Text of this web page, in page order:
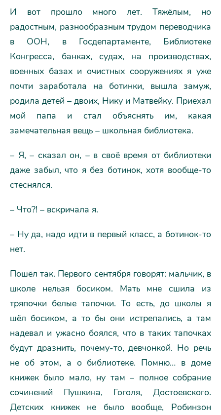
И вот прошло много лет. Тяжёлым, но
радостным, разнообразным трудом переводчика
в ООН, в Госдепартаменте, Библиотеке
Конгресса, банках, судах, на производствах,
военных базах и очистных сооружениях я уже
почти заработала на ботинки, вышла замуж,
родила детей – двоих, Нику и Матвейку. Приехал
мой папа и стал объяснять им, какая
замечательная вещь – школьная библиотека.
– Я, – сказал он, – в своё время от библиотеки
даже забыл, что я без ботинок, хотя вообще-то
стеснялся.
– Что?! – вскричала я.
– Ну да, надо идти в первый класс, а ботинок-то
нет.
Пошёл так. Первого сентября говорят: мальчик, в
школе нельзя босиком. Мать мне сшила из
тряпочки белые тапочки. То есть, до школы я
шёл босиком, а то бы они истрепались, а там
надевал и ужасно боялся, что в таких тапочках
будут дразнить, почему-то, девчонкой. Но речь
не об этом, а о библиотеке. Помню… в доме
книжек было мало, ну там – полное собрание
сочинений Пушкина, Гоголя, Достоевского.
Детских книжек не было вообще, Робинзон